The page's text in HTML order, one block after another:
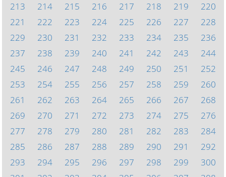
213
214 215 216 217 218 219
220
221
222 223 224 225 226 227
228
229
230 231 232 233 234 235
236
237
238 239 240 241 242 243
244
245
246 247 248 249 250 251
252
253
254 255 256 257 258 259
260
261
262 263 264 265 266 267
268
269
270 271 272 273 274 275
276
277
278 279 280 281 282 283
284
285
286 287 288 289 290 291
292
293
294 295 296 297 298 299
300